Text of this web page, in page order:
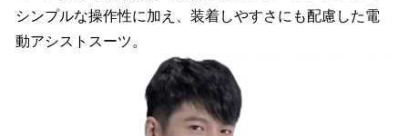
シンプルな操作性に加え、装着しやすさにも配慮した電
動アシストスーツ。